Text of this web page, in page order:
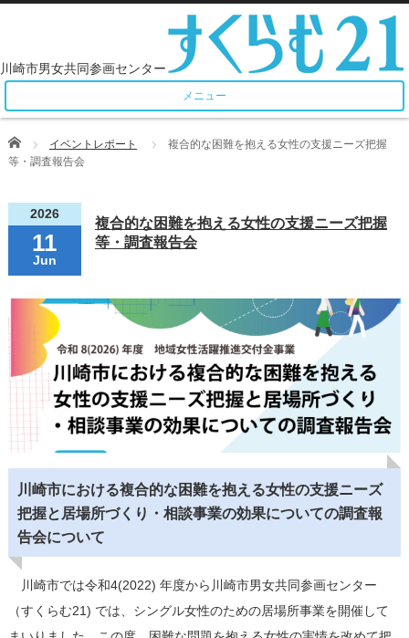
メニュー
Home イベントレポート
複合的な困難を抱える女性の支援ニーズ把握
等・調査報告会
2026
11
Jun
複合的な困難を抱える女性の支援ニーズ把握
等・調査報告会
川崎市における複合的な困難を抱える女性の支援ニーズ
把握と居場所づくり・相談事業の効果についての調査報
告会について
川崎市では令和4(2022) 年度から川崎市男女共同参画センター
（すくらむ21) では、シングル女性のための居場所事業を開催して